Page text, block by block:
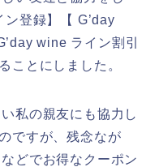
登録】【 G’day
wine ライン割引
ことにしました。
私の親友にも協力し
ですが、残念なが
どでお得なクーポン